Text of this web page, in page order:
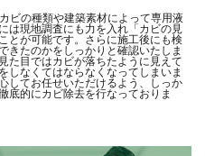
ビの種類や建築素材によって専用液
は現地調査にも力を入れ「カビの見
とが可能です。さらに施工後にも検
きたのかをしっかりと確認いたしま
た目ではカビが落ちたように見えて
しなくてはならなくなってしまいま
してお任せいただけるよう、しっか
底的にカビ除去を行なっておりま